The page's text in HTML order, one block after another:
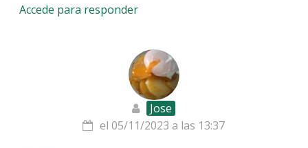
Accede para responder
Jose
el 05/11/2023 a las 13:37